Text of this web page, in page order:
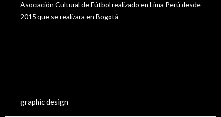
Asociación Cultural de Fútbol realizado en Lima Perú desde
2015 que se realizara en Bogotá
graphic design